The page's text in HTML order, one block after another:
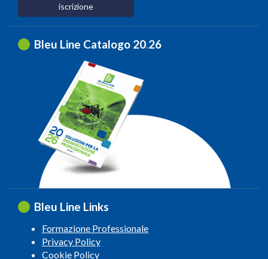
iscrizione
Bleu Line Catalogo 20.26
Bleu Line Links
Formazione Professionale
Privacy Policy
Cookie Policy